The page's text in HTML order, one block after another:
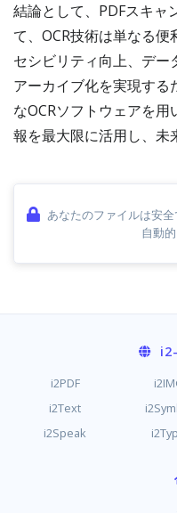
結論として、PDFスキャ
て、OCR技術は単なる
セシビリティ向上、デー
アーカイブ化を実現す
なOCRソフトウェアを
報を最大限に活用し、未
あなたのファイルは安
自動
i2
i2PDF
i2Text
i2Speak